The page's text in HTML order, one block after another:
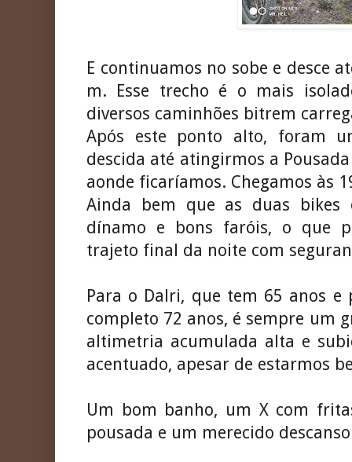
E continuamos no sobe e desce
m. Esse trecho é o mais
diversos caminhões bitrem
Após este ponto alto, foram
descida até atingirmos a
aonde ficaríamos. Chegamos às
Ainda bem que as duas bikes
dínamo e bons faróis, o que
trajeto final da noite com
Para o Dalri, que tem 65 anos
completo 72 anos, é sempre um
altimetria acumulada alta e
acentuado, apesar de estarmos
Um bom banho, um X com
pousada e um merecido